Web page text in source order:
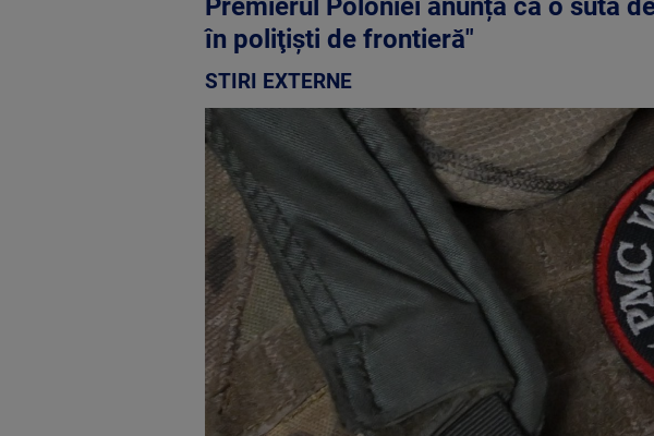
Premierul Poloniei anunță că o sută
în poliţişti de frontieră"
STIRI EXTERNE